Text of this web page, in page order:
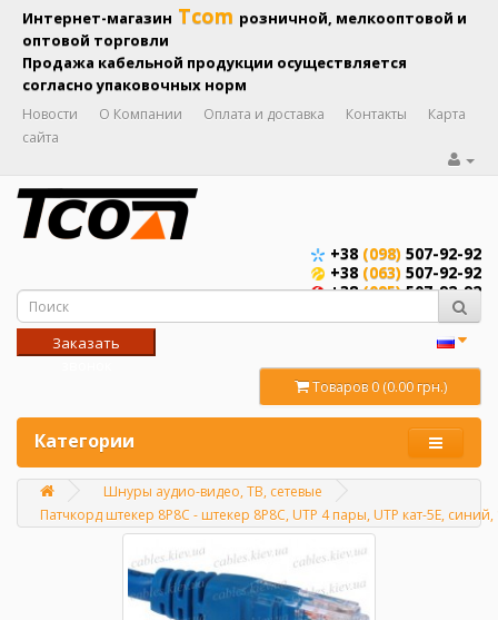
Интернет-магазин Tcom розничной, мелкооптовой и
оптовой торговли
Продажа кабельной продукции осуществляется
согласно упаковочных норм
Новости О Компании Оплата и доставка Контакты
Карта
сайта
+38 (098) 507-92-92
+38 (063) 507-92-92
+38(095)507-92-92
Заказать
Товаров 0 (0.00 грн.)
Категории
Шнуры аудио-видео, ТВ, сетевые
Патчкорд штекер 8Р8С - штекер 8Р8С, UTP 4 пары, UTP кат-5E,